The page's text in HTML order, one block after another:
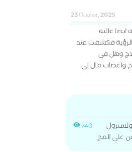
23 October, 2025
ايضا عاليه
فكشفت عند
وهل فى
واعصاب قال لى
740
على المخ